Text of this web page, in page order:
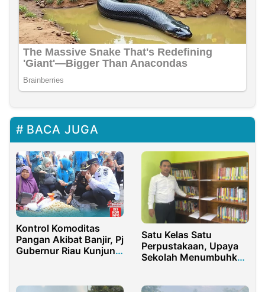
BACA JUGA
Kontrol Komoditas
Pangan Akibat Banjir, Pj
Gubernur Riau Kunjungi
Satu Kelas Satu
Perpustakaan, Upaya
Sekolah Menumbuhkan